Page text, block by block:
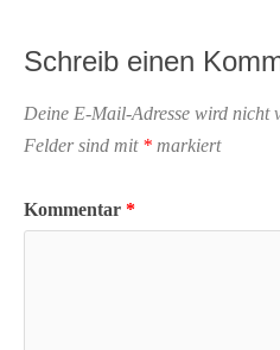
Schreib einen
Deine E-Mail-Adresse wird nicht
Felder sind mit * markiert
Kommentar *